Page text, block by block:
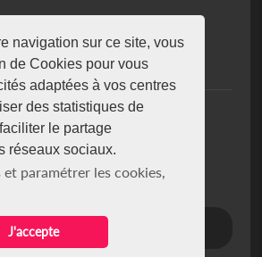
navigation sur ce site, vous
de Cookies pour vous
adaptées à vos centres
des statistiques de
le partage
réseaux sociaux.
paramétrer les cookies,
J'accepte
52 93
notre newsletter